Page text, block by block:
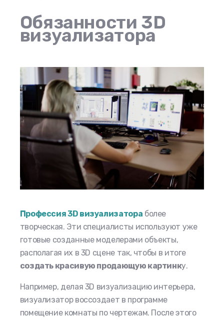
Обязанности 3D
визуализатора
Профессия3D визуализатора более
творческая. Эти специалисты используют уже
готовые созданные моделерами объекты,
располагая их в 3D сцене так, чтобы в итоге
создать красивую продающую картинку.
Например, делая 3D визуализацию интерьера,
визуализатор воссоздает в программе
помещение комнаты по чертежам. После этого